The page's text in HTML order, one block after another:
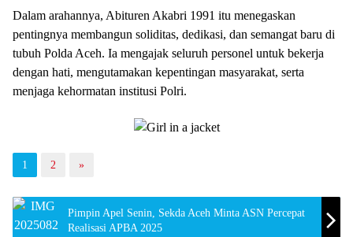
Dalam arahannya, Abituren Akabri 1991 itu menegaskan
pentingnya membangun soliditas, dedikasi, dan semangat baru di
tubuh Polda Aceh. Ia mengajak seluruh personel untuk bekerja
dengan hati, mengutamakan kepentingan masyarakat, serta
menjaga kehormatan institusi Polri.
1 2 »
Pimpin Apel Senin, Sekda Aceh Minta ASN Percepat
Realisasi APBA 2025